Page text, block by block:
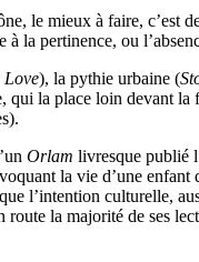
le mieux à faire, c’est
la pertinence, ou
Love), la pythie urbaine (
qui la place loin devant
Orlam livresque publié
la vie d’une enfant
l’intention culturelle,
la majorité de ses